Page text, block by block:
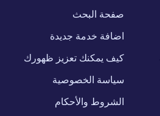
صفحة البحث
اضافة خدمة جديدة
كيف يمكنك تعزيز ظهورك
سياسة الخصوصية
الشروط والأحكام